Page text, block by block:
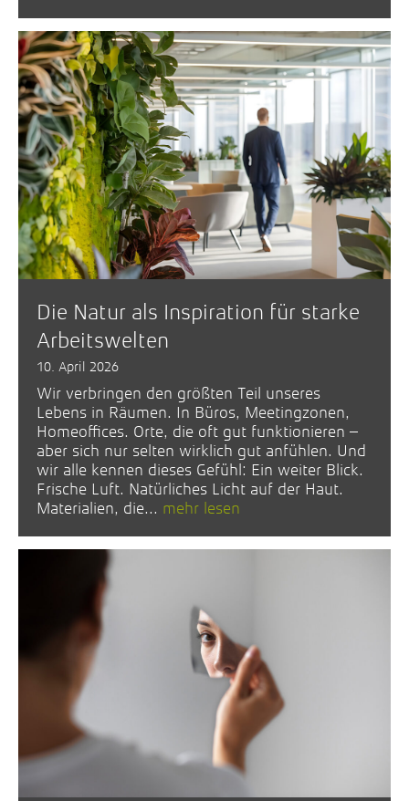
Die Natur als Inspiration für starke
Arbeitswelten
10. April 2026
Wir verbringen den größten Teil unseres
Lebens in Räumen. In Büros, Meetingzonen,
Homeoffices. Orte, die oft gut funktionieren –
aber sich nur selten wirklich gut anfühlen. Und
wir alle kennen dieses Gefühl: Ein weiter Blick.
Frische Luft. Natürliches Licht auf der Haut.
Materialien, die... mehr lesen